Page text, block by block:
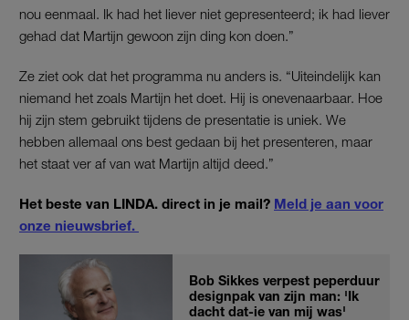
nou eenmaal. Ik had het liever niet gepresenteerd; ik had liever
gehad dat Martijn gewoon zijn ding kon doen.”
Ze ziet ook dat het programma nu anders is. “Uiteindelijk kan
niemand het zoals Martijn het doet. Hij is onevenaarbaar. Hoe
hij zijn stem gebruikt tijdens de presentatie is uniek. We
hebben allemaal ons best gedaan bij het presenteren, maar
het staat ver af van wat Martijn altijd deed.”
Het beste van LINDA. direct in je mail? Meld je aan voor
onze nieuwsbrief.
Bob Sikkes verpest peperduur
designpak van zijn man: 'Ik
dacht dat-ie van mij was'